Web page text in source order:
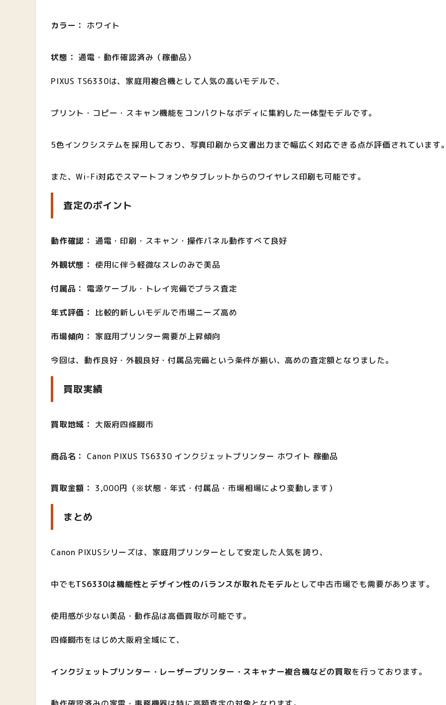
カラー： ホワイト
状態： 通電・動作確認済み（稼働品）
PIXUS TS6330は、家庭用複合機として人気の高いモデルで、
プリント・コピー・スキャン機能をコンパクトなボディに集約した一体型モデルです。
5色インクシステムを採用しており、写真印刷から文書出力まで幅広く対応できる点が評価されています
また、Wi-Fi対応でスマートフォンやタブレットからのワイヤレス印刷も可能です。
査定のポイント
動作確認： 通電・印刷・スキャン・操作パネル動作すべて良好
外観状態： 使用に伴う軽微なスレのみで美品
付属品： 電源ケーブル・トレイ完備でプラス査定
年式評価： 比較的新しいモデルで市場ニーズ高め
市場傾向： 家庭用プリンター需要が上昇傾向
今回は、動作良好・外観良好・付属品完備という条件が揃い、高めの査定額となりました。
買取実績
買取地域： 大阪府四條畷市
商品名： Canon PIXUS TS6330 インクジェットプリンター ホワイト 稼働品
買取金額： 3,000円（※状態・年式・付属品・市場相場により変動します）
まとめ
Canon PIXUSシリーズは、家庭用プリンターとして安定した人気を誇り、
中でもTS6330は機能性とデザイン性のバランスが取れたモデルとして中古市場でも需要があります。
使用感が少ない美品・動作品は高価買取が可能です。
四條畷市をはじめ大阪府全域にて、
インクジェットプリンター・レーザープリンター・スキャナー複合機などの買取を行っております。